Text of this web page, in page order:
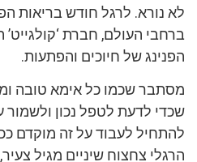
לא נורא. לרגל חודש בריאות
ברחבי העולם, חברת
הפנינג של חיוכים והפתעות.
מסתבר שכמו כל אימא טובה
שכדי לדעת לטפל נכון ולשמור
להתחיל לעבוד על זה מוקדם
הרגלי צחצוח שיניים מגיל